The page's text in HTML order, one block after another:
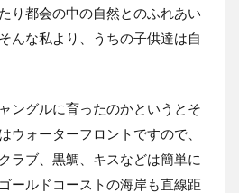
り都会の中の自然とのふれあい
んな私より、うちの子供達は自
ングルに育ったのかというとそ
ウォーターフロントですので、
ラブ、黒鯛、キスなどは簡単に
ールドコーストの海岸も直線距